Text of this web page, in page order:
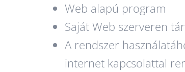
Web alapú program
Saját Web szerveren
A rendszer
internet kapcsolattal